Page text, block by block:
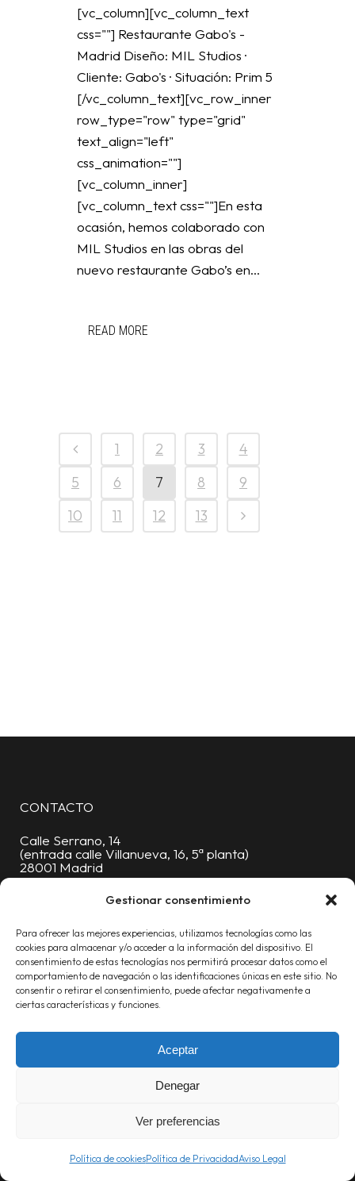
Gestionar consentimiento
Para ofrecer las mejores experiencias, utilizamos tecnologías como las
cookies para almacenar y/o acceder a la información del dispositivo. El
consentimiento de estas tecnologías nos permitirá procesar datos como el
comportamiento de navegación o las identificaciones únicas en este sitio. No
consentir o retirar el consentimiento, puede afectar negativamente a
ciertas características y funciones.
Aceptar
Denegar
Ver preferencias
Política de cookiesPolítica de PrivacidadAviso Legal
[vc_column][vc_column_text
css=""] Restaurante Gabo's -
Madrid Diseño: MIL Studios ·
Cliente: Gabo's · Situación: Prim 5
[/vc_column_text][vc_row_inner
row_type="row" type="grid"
text_align="left"
css_animation=""]
[vc_column_inner]
[vc_column_text css=""]En esta
ocasión, hemos colaborado con
MIL Studios en las obras del
nuevo restaurante Gabo’s en...
READ MORE
1 2 3
4
5
6 7 8
9
10
11 12 13
CONTACTO
Calle Serrano, 14
(entrada calle Villanueva, 16, 5ª planta)
28001 Madrid
91 376 88 06
info@proyecta.com